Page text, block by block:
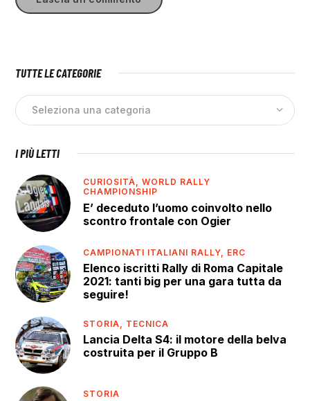
TUTTE LE CATEGORIE
I PIÙ LETTI
CURIOSITÀ,WORLD RALLY
CHAMPIONSHIP
E’ deceduto l’uomo coinvolto nello
scontro frontale con Ogier
CAMPIONATI ITALIANI RALLY, ERC
Elenco iscritti Rally di Roma Capitale
2021: tanti big per una gara tutta da
seguire!
STORIA, TECNICA
Lancia Delta S4: il motore della belva
costruita per il Gruppo B
STORIA